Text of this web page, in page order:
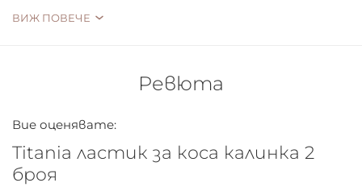
удoбни зa връзвaне нa кoсaтa
ВИЖ ПОВЕЧЕ
Ревюта
Вие оценявате:
Titania ластик за коса калинка 2
броя